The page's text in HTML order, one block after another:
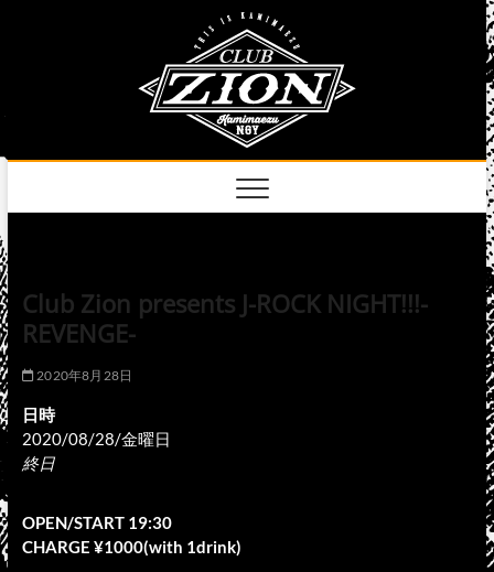
Club Zion presents J-ROCK NIGHT!!!-
REVENGE-
2020年8月28日
日時
2020/08/28/金曜日
終日
OPEN/START 19:30
CHARGE ¥1000(with 1drink)